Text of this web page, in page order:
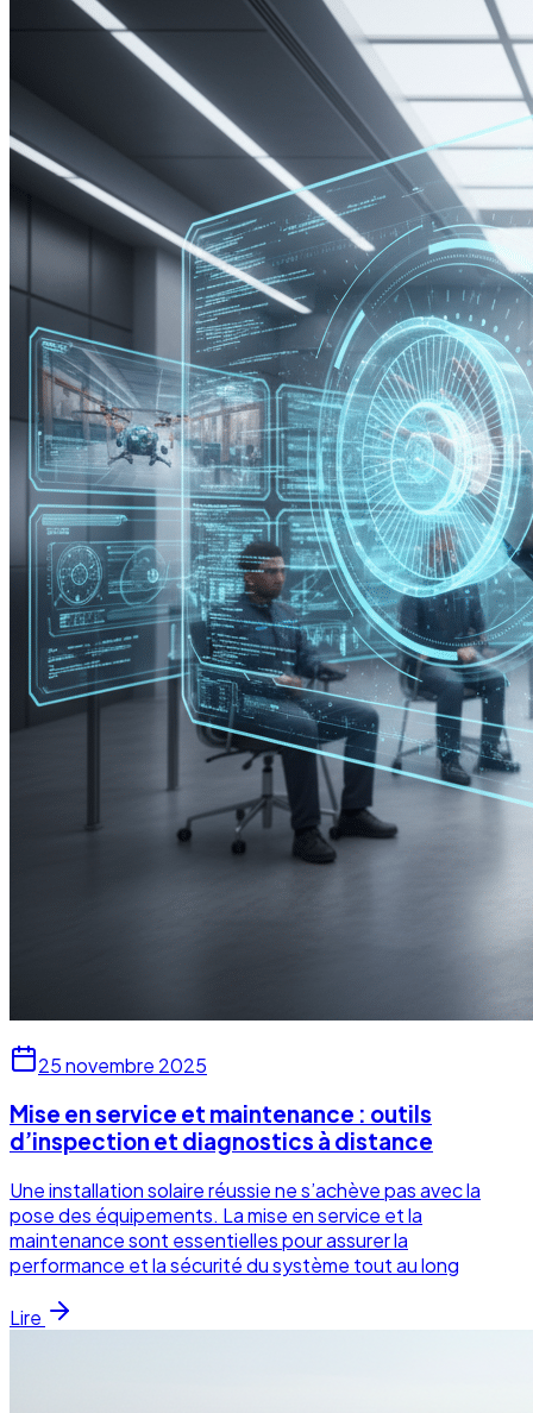
25 novembre 2025
Mise en service et maintenance : outils
d’inspection et diagnostics à distance
Une installation solaire réussie ne s’achève pas avec la
pose des équipements. La mise en service et la
maintenance sont essentielles pour assurer la
performance et la sécurité du système tout au long
Lire